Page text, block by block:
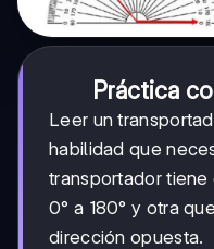
Práctica
Leer un
habilidad que
transportador tiene
0° a 180° y otra
dirección opuesta.